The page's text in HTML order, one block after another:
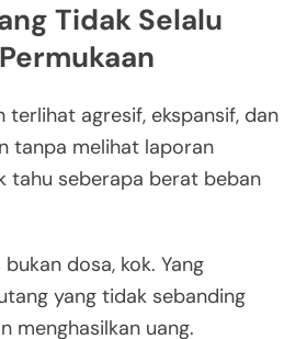
Tidak Selalu
terlihat agresif, ekspansif, dan
tanpa melihat laporan
tahu seberapa berat beban
dosa, kok. Yang
yang tidak sebanding
menghasilkan uang.